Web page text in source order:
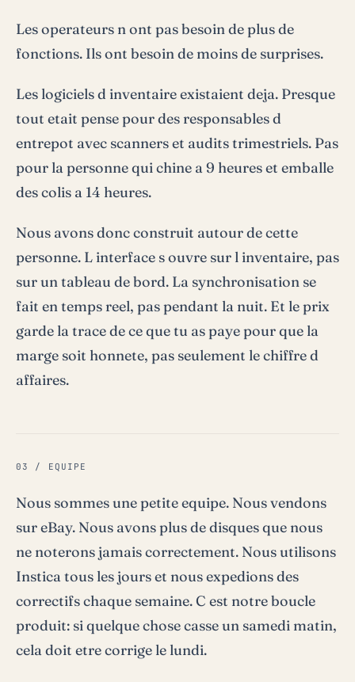
Les operateurs n ont pas besoin de plus de
fonctions. Ils ont besoin de moins de surprises.
Les logiciels d inventaire existaient deja. Presque
tout etait pense pour des responsables d
entrepot avec scanners et audits trimestriels. Pas
pour la personne qui chine a 9 heures et emballe
des colis a 14 heures.
Nous avons donc construit autour de cette
personne. L interface s ouvre sur l inventaire, pas
sur un tableau de bord. La synchronisation se
fait en temps reel, pas pendant la nuit. Et le prix
garde la trace de ce que tu as paye pour que la
marge soit honnete, pas seulement le chiffre d
affaires.
03 / EQUIPE
Nous sommes une petite equipe. Nous vendons
sur eBay. Nous avons plus de disques que nous
ne noterons jamais correctement. Nous utilisons
Instica tous les jours et nous expedions des
correctifs chaque semaine. C est notre boucle
produit: si quelque chose casse un samedi matin,
cela doit etre corrige le lundi.